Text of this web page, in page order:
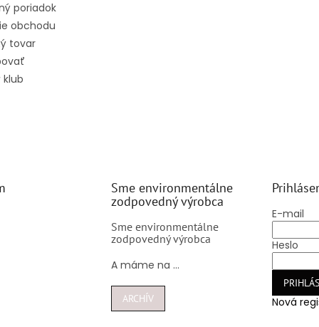
poriadok
obchodu
tovar
klub
Sme environmentálne
zodpovedný výrobca
Sme environmentálne
zodpovedný výrobca
A máme na ...
ARCHÍV
E-mail
Heslo
Nová